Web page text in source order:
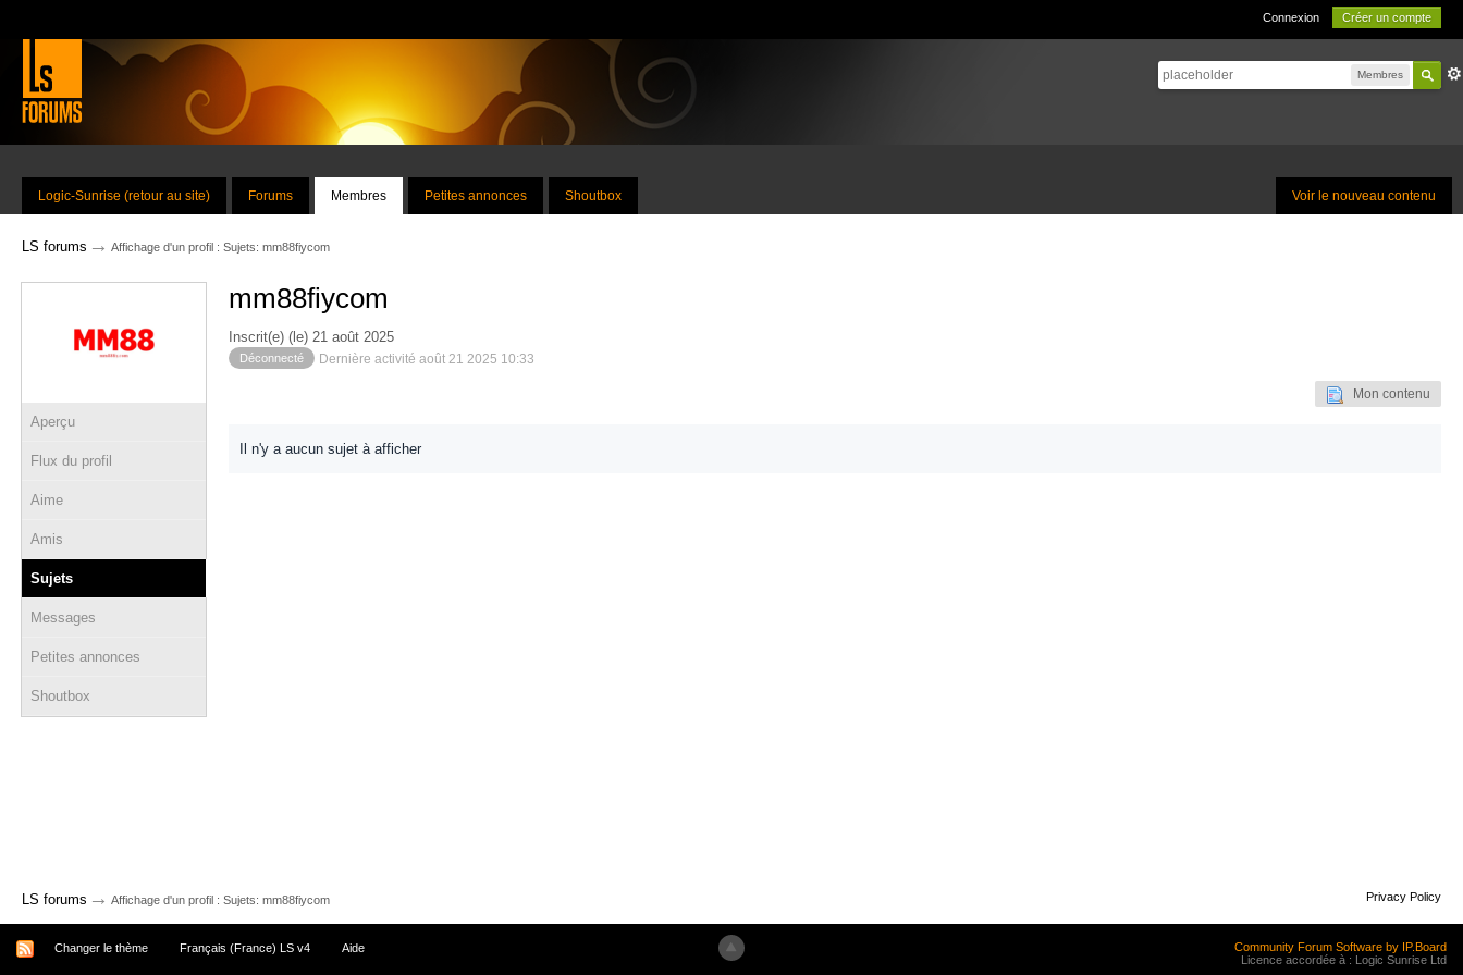
Connexion Créer un compte
Membres
Voir le nouveau contenu
Logic-Sunrise (retour au site) Forums Membres Petites annonces Shoutbox
LS forums → Affichage d'un profil : Sujets: mm88fiycom
Aperçu
Flux du profil
Aime
Amis
Sujets
Messages
Petites annonces
Shoutbox
mm88fiycom
Inscrit(e) (le) 21 août 2025
Déconnecté Dernière activité août 21 2025 10:33
Mon contenu
Il n'y a aucun sujet à afficher
LS forums → Affichage d'un profil : Sujets: mm88fiycom Privacy Policy
Changer le thème Français (France) LS v4 Aide
Community Forum Software by IP.Board
Licence accordée à : Logic Sunrise Ltd